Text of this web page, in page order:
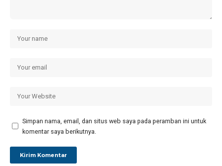
Simpan nama, email, dan situs web saya pada peramban ini untuk
komentar saya berikutnya.